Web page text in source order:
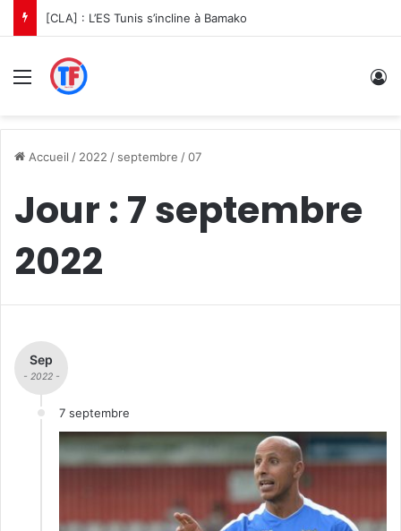
[CLA] : L’ES Tunis s’incline à Bamako
Menu
Accueil / 2022 / septembre /07
Jour : 7 septembre
2022
Sep
- 2022 -
7 septembre